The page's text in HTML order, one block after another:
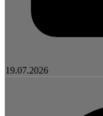
19.07.2026